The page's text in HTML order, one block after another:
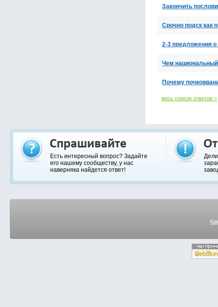
Закончить
Срочно подск как
2-3 предложения
Чем национальный
Почему
весь список ответов >
Есть интересный вопрос? Задайте
его нашему сообществу, у нас
наверняка найдется ответ!